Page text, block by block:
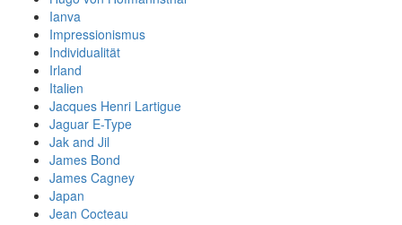
Ianva
Impressionismus
Individualität
Irland
Italien
Jacques Henri Lartigue
Jaguar E-Type
Jak and Jil
James Bond
James Cagney
Japan
Jean Cocteau